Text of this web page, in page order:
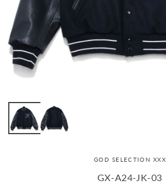
GOD SELECTION XXX
GX-A24-JK-03